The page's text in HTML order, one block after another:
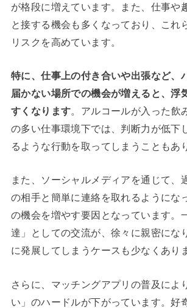
が格段に増えています。また、仕事や
と接する機会も多くなっており、これ
リスクを高めています。
特に、仕事上の付き合いや出張など、
届かない場所での機会が増えると、浮
すくなります。アルコールが入った飲
の多い仕事環境下では、判断力が低下
るような行動を取ってしまうこともあ
また、ソーシャルメディアを通じて、
の相手と簡単に連絡を取れるようにな
の機会を増やす要因となっています。
達」としての交流が、徐々に親密にな
に発展してしまうケースも少なくあり
さらに、マッチングアプリの普及によ
い」のハードルが下がっています。好